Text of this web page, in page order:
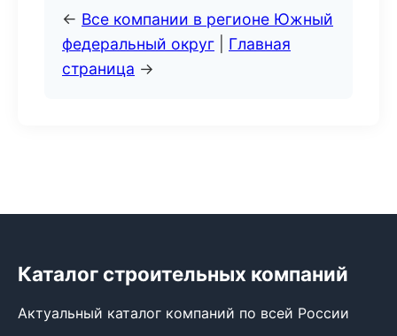
← Все компании в регионе Южный
федеральный округ
Главная
страница →
Каталог строительных компаний
Актуальный каталог компаний по всей России